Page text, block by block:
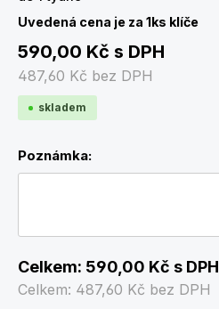
Uvedená cena je za 1ks klíče
590,00 Kč s DPH
487,60 Kč bez DPH
skladem
Poznámka:
Celkem: 590,00 Kč s DPH
Celkem: 487,60 Kč bez DPH